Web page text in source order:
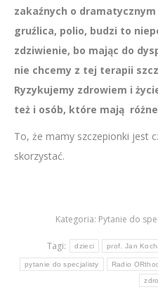
zakaźnych o
gruźlica, polio, budzi to
zdziwienie, bo mając do
nie chcemy z tej terapii
Ryzykujemy zdrowiem i
też i osób, które mają
To, że mamy szczepionki jest
skorzystać.
Kategoria: Pytanie do
Tagi: dzieci prof. Jan
pytanie do specjalisty Radio